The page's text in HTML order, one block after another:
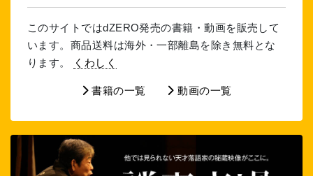
このサイトではdZERO発売の書籍・動画を販売して
います。商品送料は海外・一部離島を除き無料とな
ります。
くわしく
書籍の一覧 動画の一覧